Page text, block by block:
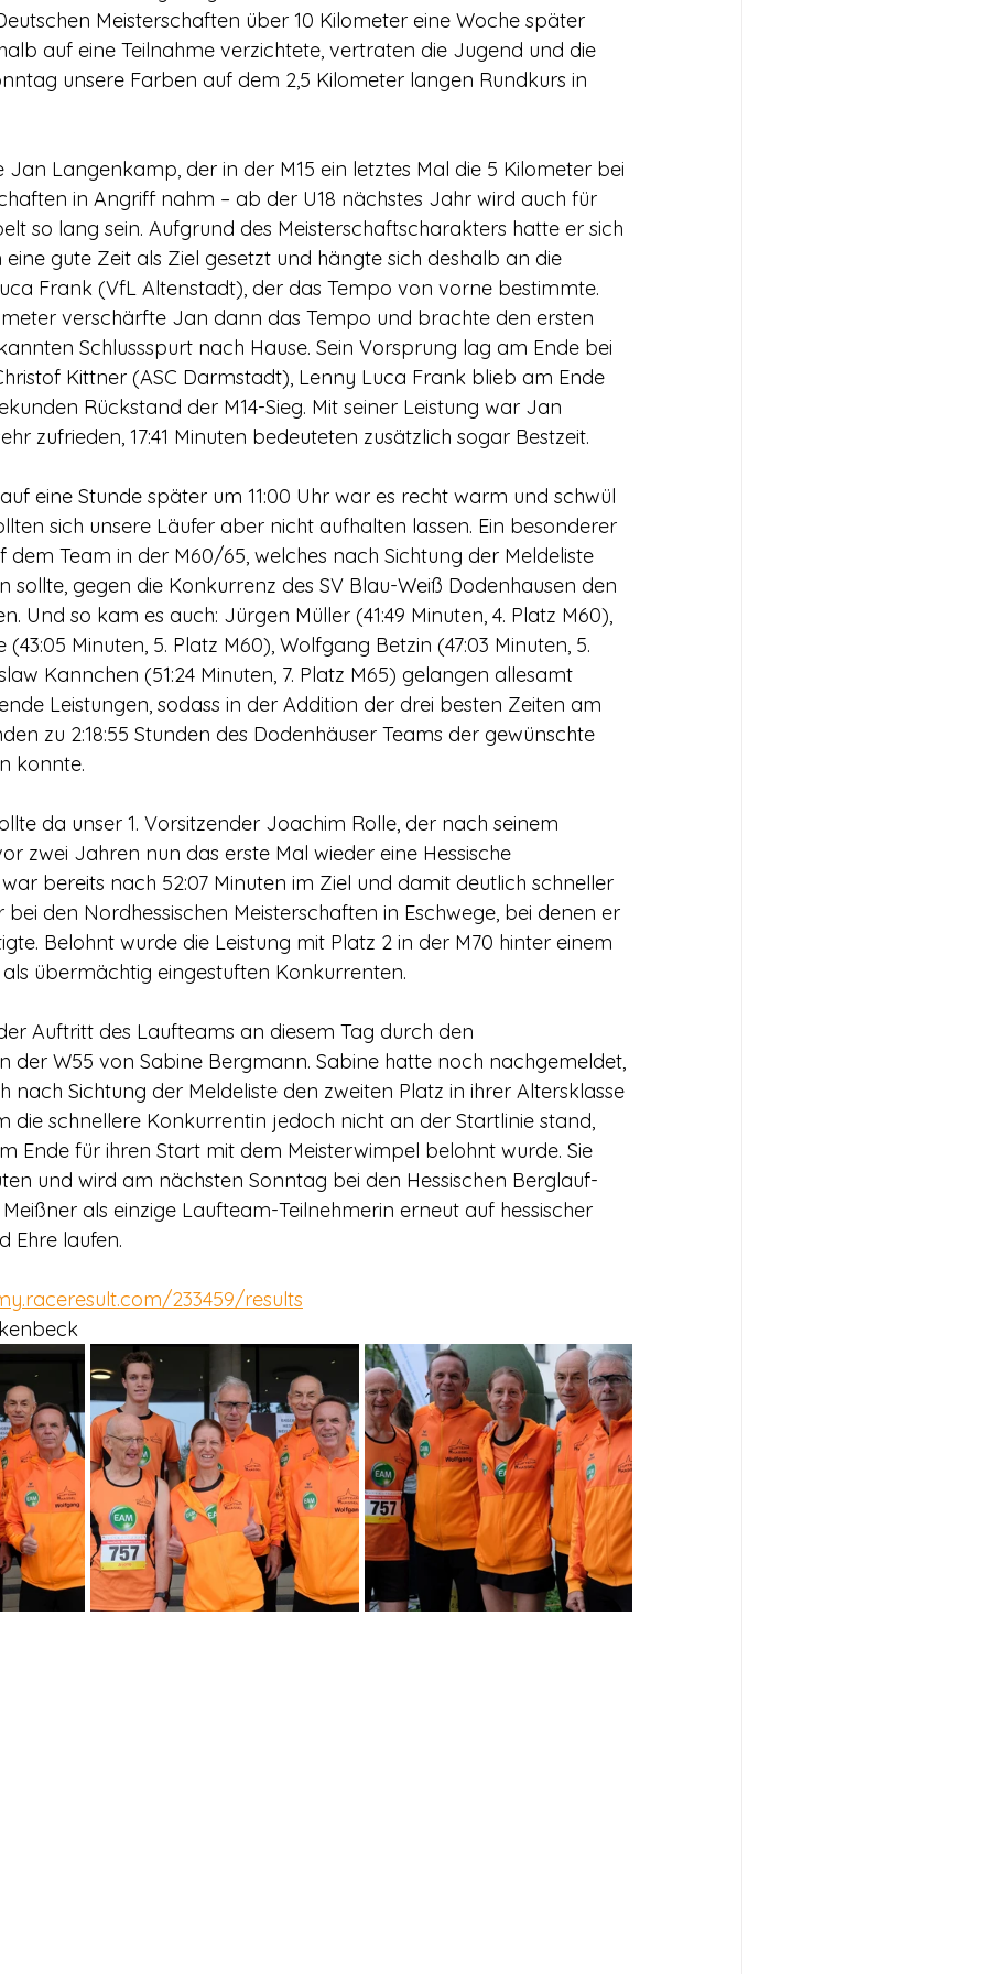
Meisterschaften über 10 Kilometer eine Woche später
auf eine Teilnahme verzichtete, vertraten die Jugend und die
unsere Farben auf dem 2,5 Kilometer langen Rundkurs in
Langenkamp, der in der M15 ein letztes Mal die 5 Kilometer bei
in Angriff nahm – ab der U18 nächstes Jahr wird auch für
so lang sein. Aufgrund des Meisterschaftscharakters hatte er sich
gute Zeit als Ziel gesetzt und hängte sich deshalb an die
Frank (VfL Altenstadt), der das Tempo von vorne bestimmte.
verschärfte Jan dann das Tempo und brachte den ersten
Schlussspurt nach Hause. Sein Vorsprung lag am Ende bei
Kittner (ASC Darmstadt), Lenny Luca Frank blieb am Ende
Rückstand der M14-Sieg. Mit seiner Leistung war Jan
zufrieden, 17:41 Minuten bedeuteten zusätzlich sogar Bestzeit.
eine Stunde später um 11:00 Uhr war es recht warm und schwül
sich unsere Läufer aber nicht aufhalten lassen. Ein besonderer
dem Team in der M60/65, welches nach Sichtung der Meldeliste
sollte, gegen die Konkurrenz des SV Blau-Weiß Dodenhausen den
Und so kam es auch: Jürgen Müller (41:49 Minuten, 4. Platz M60),
(43:05 Minuten, 5. Platz M60), Wolfgang Betzin (47:03 Minuten, 5.
Kannchen (51:24 Minuten, 7. Platz M65) gelangen allesamt
Leistungen, sodass in der Addition der drei besten Zeiten am
zu 2:18:55 Stunden des Dodenhäuser Teams der gewünschte
konnte.
da unser 1. Vorsitzender Joachim Rolle, der nach seinem
zwei Jahren nun das erste Mal wieder eine Hessische
bereits nach 52:07 Minuten im Ziel und damit deutlich schneller
den Nordhessischen Meisterschaften in Eschwege, bei denen er
Belohnt wurde die Leistung mit Platz 2 in der M70 hinter einem
übermächtig eingestuften Konkurrenten.
Auftritt des Laufteams an diesem Tag durch den
der W55 von Sabine Bergmann. Sabine hatte noch nachgemeldet,
nach Sichtung der Meldeliste den zweiten Platz in ihrer Altersklasse
die schnellere Konkurrentin jedoch nicht an der Startlinie stand,
Ende für ihren Start mit dem Meisterwimpel belohnt wurde. Sie
und wird am nächsten Sonntag bei den Hessischen Berglauf-
als einzige Laufteam-Teilnehmerin erneut auf hessischer
Ehre laufen.
233459/results